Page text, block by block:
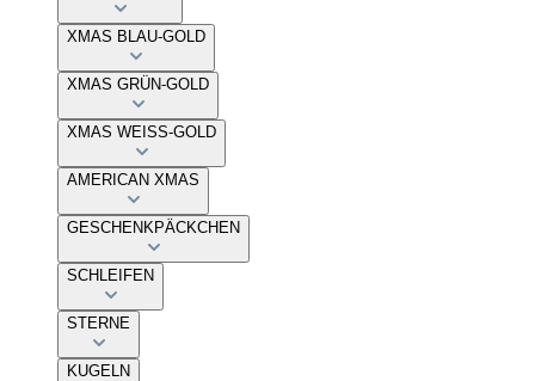
XMAS BLAU-GOLD
XMAS GRÜN-GOLD
XMAS WEISS-GOLD
AMERICAN XMAS
GESCHENKPÄCKCHEN
SCHLEIFEN
STERNE
KUGELN